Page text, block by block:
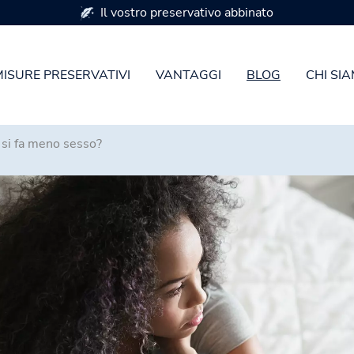
PRESERVATIVI VANTAGGI BLOG CHI
Disponibile in 7 misure di preservativi
fa meno sesso?